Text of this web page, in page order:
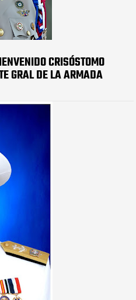
CRISÓSTOMO
GRAL DE LA ARMADA